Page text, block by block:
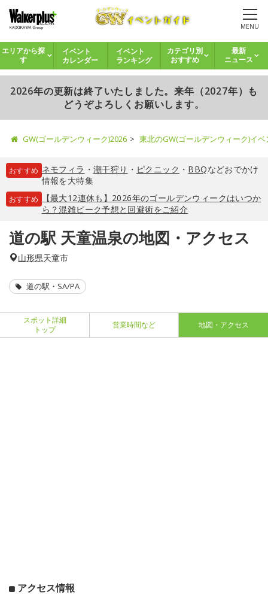
MENU
エリアから探
す
イベント
カレンダー
イベント
ランキング
カテゴリ別
おすすめ
最新
ニュース
2026年の更新は終了いたしました。来年（2027年）も
どうぞよろしくお願いします。
GW(ゴールデンウィーク)2026 東北のGW(ゴールデンウィーク)イ
おすすめ ネモフィラ ・ 潮干狩り ・ ピクニック ・ BBQなどおでかけ
情報を大特集
おすすめ
【最大12連休も】2026年のゴールデンウィークはいつか
ら？混雑ピーク予想と回避術をご紹介
道の駅 天童温泉の地図・アクセス
山形県天童市
道の駅・SA/PA
スポット詳細
トップ
営業時間など 地図・アクセス
アクセス情報